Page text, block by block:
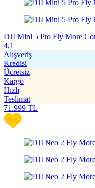
DJI Mini 5 Pro Fly More
4,1
Alışveriş
Kredisi
Ücretsiz
Kargo
Hızlı
Teslimat
71.999 TL